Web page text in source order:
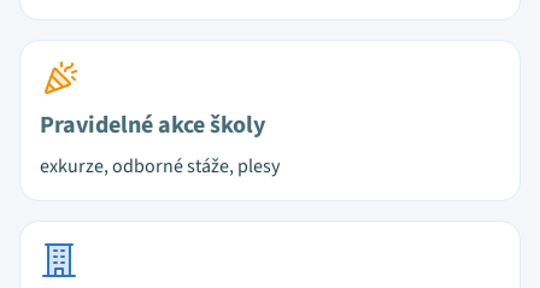
Pravidelné akce školy
exkurze, odborné stáže, plesy